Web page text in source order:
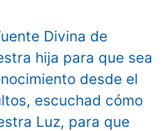
Divina de
hija para que sea
desde el
escuchad cómo
Luz, para que